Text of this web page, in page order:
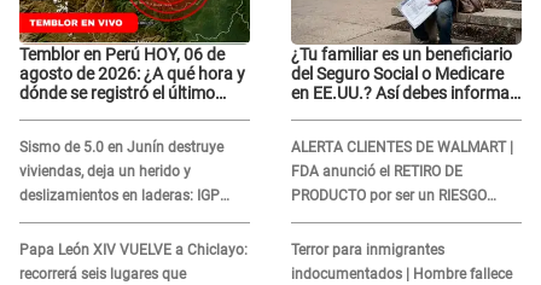
Temblor en Perú HOY, 06 de
agosto de 2026: ¿A qué hora y
dónde se registró el último
Sismo de 5.0 en Junín destruye
viviendas, deja un herido y
deslizamientos en laderas: IGP
alerta sobre posibles réplicas
Papa León XIV VUELVE a Chiclayo:
recorrerá seis lugares que
¿Tu familiar es un beneficiario
del Seguro Social o Medicare
en EE.UU.? Así debes informar
ALERTA CLIENTES DE WALMART |
FDA anunció el RETIRO DE
PRODUCTO por ser un RIESGO
MORTAL para consumidores: ¿Cuál
es?
Terror para inmigrantes
indocumentados | Hombre fallece